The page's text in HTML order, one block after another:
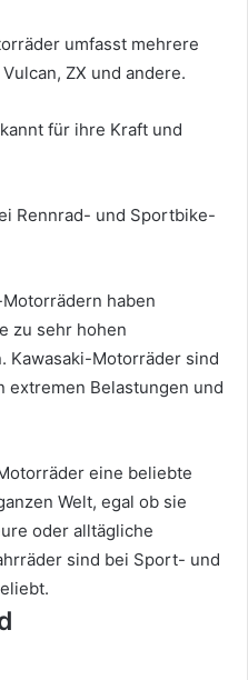
umfasst mehrere
ZX und andere.
für ihre Kraft und
Rennrad- und Sportbike-
haben
zu sehr hohen
Kawasaki-Motorräder sind
extremen Belastungen und
eine beliebte
Welt, egal ob sie
oder alltägliche
sind bei Sport- und